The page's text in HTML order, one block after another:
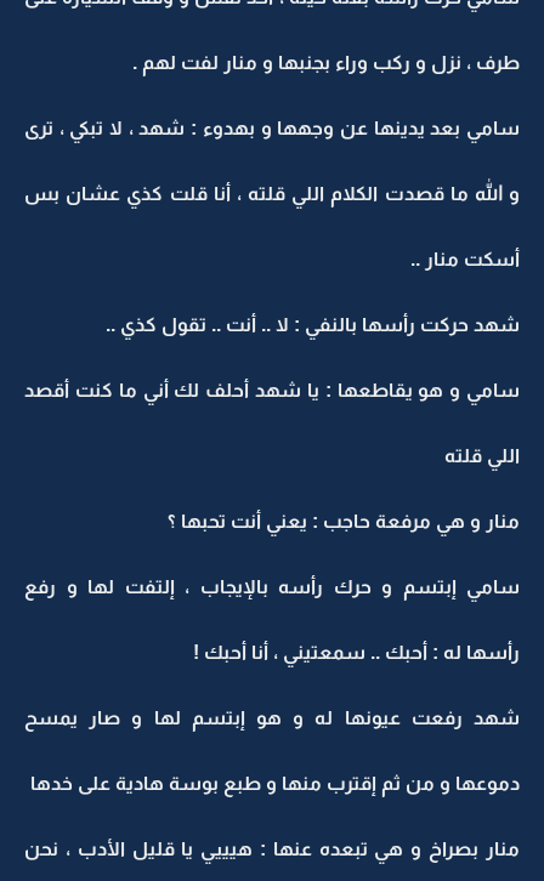
طرف ، نزل و ركب وراء بجنبها و منار لفت لهم .
سامي بعد يدينها عن وجهها و بهدوء : شهد ، لا تبكي ، ترى
و الله ما قصدت الكلام اللي قلته ، أنا قلت كذي عشان بس
أسكت منار ..
شهد حركت رأسها بالنفي : لا .. أنت .. تقول كذي ..
سامي و هو يقاطعها : يا شهد أحلف لك أني ما كنت أقصد
اللي قلته
منار و هي مرفعة حاجب : يعني أنت تحبها ؟
سامي إبتسم و حرك رأسه بالإيجاب ، إلتفت لها و رفع
رأسها له : أحبك .. سمعتيني ، أنا أحبك !
شهد رفعت عيونها له و هو إبتسم لها و صار يمسح
دموعها و من ثم إقترب منها و طبع بوسة هادية على خدها
منار بصراخ و هي تبعده عنها : هيييي يا قليل الأدب ، نحن